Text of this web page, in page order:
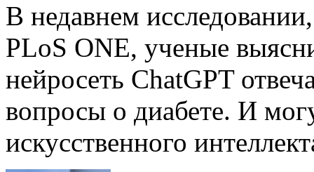
В недавнем
PLoS ONE, ученые
нейросеть ChatGPT
вопросы о диабете. И
искусственного